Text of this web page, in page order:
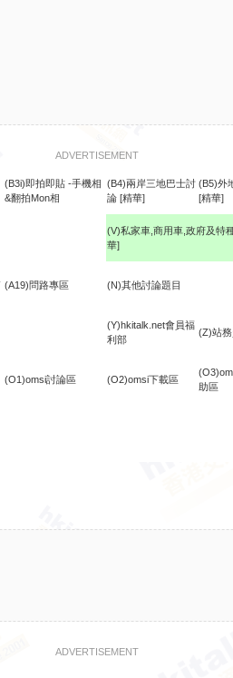
ADVERTISEMENT
(B3i)即拍即貼 -手機相
&翻拍Mon相
(B4)兩岸三地巴士討
論 [精華]
(B5)外
[精華]
(V)私家車,商用車,政府及特
華]
(A19)問路專區 (N)其他討論題目
(Y)hkitalk.net會員福
利部
(Z)站
(O1)omsi討論區 (O2)omsi下載區
助區
ADVERTISEMENT